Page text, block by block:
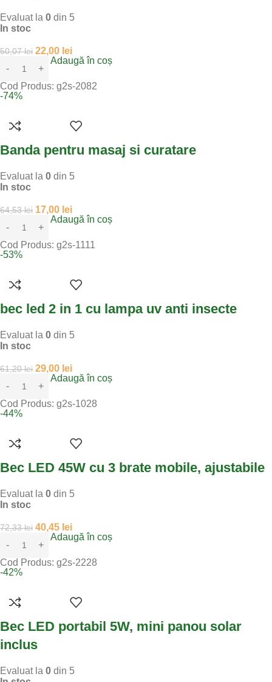
Evaluat la 0 din 5
In stoc
50,07lei 22,00 lei
Adaugă în coș
Cod Produs: g2s-2082
-74%
Banda pentru masaj si curatare
Evaluat la 0 din 5
In stoc
64,53lei 17,00 lei
Adaugă în coș
Cod Produs: g2s-1111
-53%
bec led 2 in 1 cu lampa uv anti insecte
Evaluat la 0 din 5
In stoc
61,20lei 29,00 lei
Adaugă în coș
Cod Produs: g2s-1028
-44%
Bec LED 45W cu 3 brate mobile, ajustabile
Evaluat la 0 din 5
In stoc
72,33lei 40,45 lei
Adaugă în coș
Cod Produs: g2s-2228
-42%
Bec LED portabil 5W, mini panou solar
inclus
Evaluat la 0 din 5